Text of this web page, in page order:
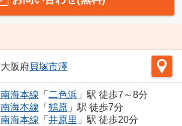
大阪府貝塚市澤
南海本線 「 二色浜」駅 徒歩7～8分
南海本線 「 鶴原」駅 徒歩7分
南海本線 「 井原里 」駅 徒歩20分